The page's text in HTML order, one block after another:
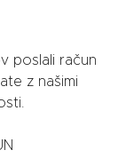
poslali račun
z našimi